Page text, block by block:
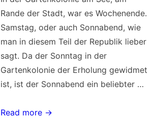
Rande der Stadt, war es Wochenende.
Samstag, oder auch Sonnabend, wie
man in diesem Teil der Republik lieber
sagt. Da der Sonntag in der
Gartenkolonie der Erholung gewidmet
ist, ist der Sonnabend ein beliebter …
Read more →